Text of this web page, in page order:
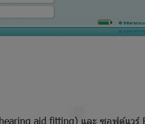
aid fitting) และ ซอฟต์แวร์